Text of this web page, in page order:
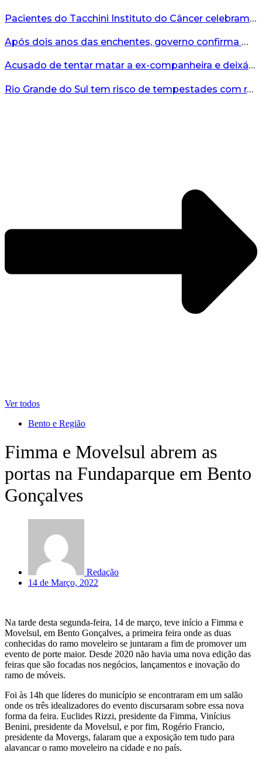
Pacientes do Tacchini Instituto do Câncer celebram Dia dos Pais com cuidado e relaxamento...
Após dois anos das enchentes, governo confirma mais de R$19 milhões para nova ponte no Vale do Taquari...
Acusado de tentar matar a ex-companheira e deixá-la paraplégica é condenado na Serra Gaúcha...
Rio Grande do Sul tem risco de tempestades com rajadas de ventos nos próximos dias...
Ver todos
Bento e Região
Fimma e Movelsul abrem as
portas na Fundaparque em Bento
Gonçalves
Redação
14 de Março, 2022
Na tarde desta segunda-feira, 14 de março, teve início a Fimma e
Movelsul, em Bento Gonçalves, a primeira feira onde as duas
conhecidas do ramo moveleiro se juntaram a fim de promover um
evento de porte maior. Desde 2020 não havia uma nova edição das
feiras que são focadas nos negócios, lançamentos e inovação do
ramo de móveis.
Foi às 14h que líderes do município se encontraram em um salão
onde os três idealizadores do evento discursaram sobre essa nova
forma da feira. Euclides Rizzi, presidente da Fimma, Vinícius
Benini, presidente da Movelsul, e por fim, Rogério Francio,
presidente da Movergs, falaram que a exposição tem tudo para
alavancar o ramo moveleiro na cidade e no país.